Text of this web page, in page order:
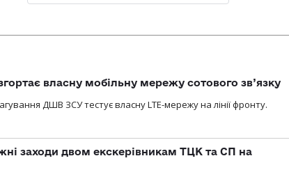
власну мобільну мережу сотового зв’язку
ДШВ ЗСУ тестує власну LTE-мережу на лінії фронту.
заходи двом екскерівникам ТЦК та СП на